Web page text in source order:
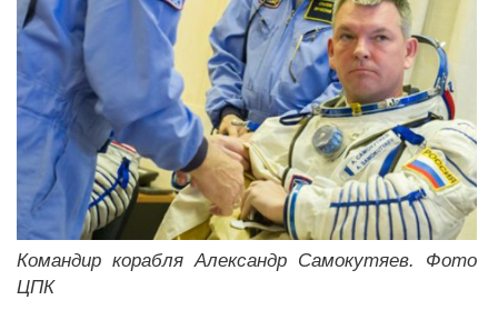
Командир корабля Александр Самокутяев. Фото
ЦПК